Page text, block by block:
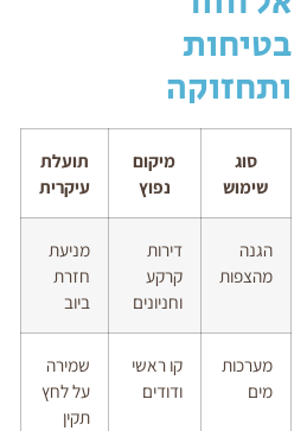
בטיחות
ותחזוקה
סוג
שימוש
מיקום
נפוץ
תועלת
עיקרית
הגנה
מהצפות
דירות
קרקע
וחניונים
מניעת
חזרת
ביוב
מערכות
מים
קו ראשי
ודודים
שמירה
על לחץ
תקין